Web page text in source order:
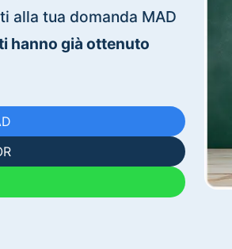
alla tua domanda MAD
hanno già ottenuto